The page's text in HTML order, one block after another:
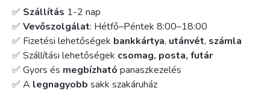
✅ Szállítás 1-2 nap
✅ Vevőszolgálat: Hétfő–Péntek 8:00–18:00
✅ Fizetési lehetőségek bankkártya, utánvét, számla
✅ Szállítási lehetőségek csomag, posta, futár
✅ Gyors és megbízható panaszkezelés
✅ A legnagyobb sakk szakáruház